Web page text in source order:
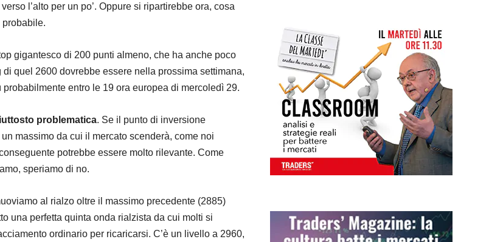
l’alto per un po’. Oppure si ripartirebbe ora, cosa
gigantesco di 200 punti almeno, che ha anche poco
quel 2600 dovrebbe essere nella prossima settimana,
probabilmente entro le 19 ora europea di mercoledì 29.
problematica. Se il punto di inversione
massimo da cui il mercato scenderà, come noi
potrebbe essere molto rilevante. Come
speriamo di no.
al rialzo oltre il massimo precedente (2885)
una perfetta quinta onda rialzista da cui molti si
ordinario per ricaricarsi. C’è un livello a 2960,